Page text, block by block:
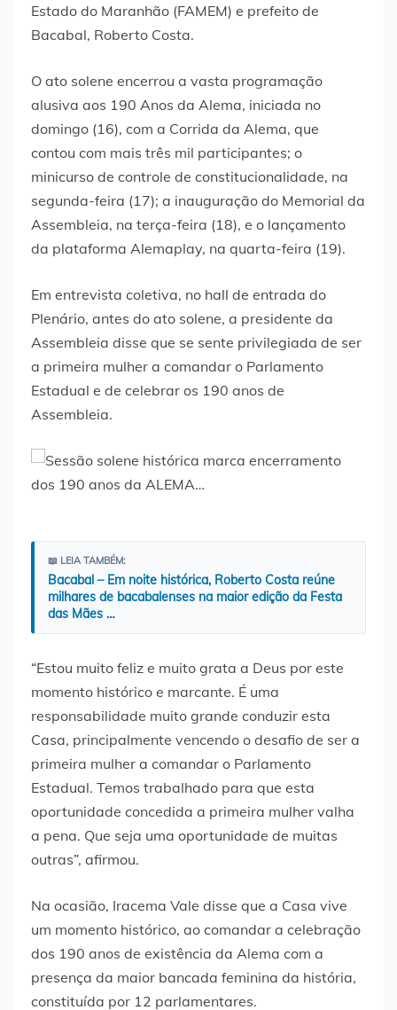
Estado do Maranhão (FAMEM) e prefeito de
Bacabal, Roberto Costa.
O ato solene encerrou a vasta programação
alusiva aos 190 Anos da Alema, iniciada no
domingo (16), com a Corrida da Alema, que
contou com mais três mil participantes; o
minicurso de controle de constitucionalidade, na
segunda-feira (17); a inauguração do Memorial da
Assembleia, na terça-feira (18), e o lançamento
da plataforma Alemaplay, na quarta-feira (19).
Em entrevista coletiva, no hall de entrada do
Plenário, antes do ato solene, a presidente da
Assembleia disse que se sente privilegiada de ser
a primeira mulher a comandar o Parlamento
Estadual e de celebrar os 190 anos de
Assembleia.
📖 LEIA TAMBÉM:
Bacabal – Em noite histórica, Roberto Costa reúne
milhares de bacabalenses na maior edição da Festa
das Mães …
“Estou muito feliz e muito grata a Deus por este
momento histórico e marcante. É uma
responsabilidade muito grande conduzir esta
Casa, principalmente vencendo o desafio de ser a
primeira mulher a comandar o Parlamento
Estadual. Temos trabalhado para que esta
oportunidade concedida a primeira mulher valha
a pena. Que seja uma oportunidade de muitas
outras”, afirmou.
Na ocasião, Iracema Vale disse que a Casa vive
um momento histórico, ao comandar a celebração
dos 190 anos de existência da Alema com a
presença da maior bancada feminina da história,
constituída por 12 parlamentares.